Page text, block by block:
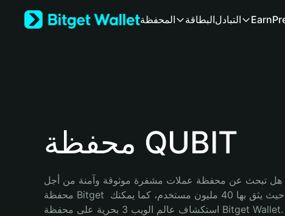
Bahasa Indonesia
المحفظة البطاقةالتبادل Earn
محفظة QUBIT
هل تبحث عن محفظة عملات مشفرة موثوقة وآمنة من أجل QUBIT؟ إنّ
محفظة Bitget خيارك الأفضل. حيث يثق بها 40 مليون مستخدم، كما يمكنك
استكشاف عالم الويب 3 بحرية على محفظة Bitget Wallet. ابدأ رحلتك